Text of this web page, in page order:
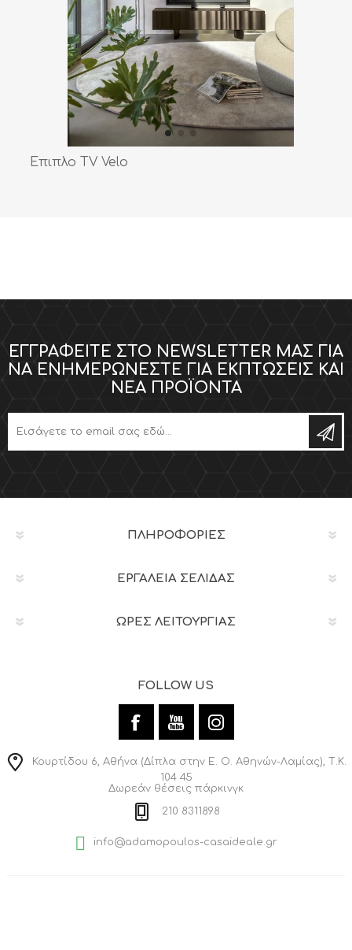
Έπιπλο TV Velo
ΕΓΓΡΑΦΕΊΤΕ ΣΤΟ NEWSLETTER ΜΑΣ ΓΙΑ
ΝΑ ΕΝΗΜΕΡΏΝΕΣΤΕ ΓΙΑ ΕΚΠΤΏΣΕΙΣ ΚΑΙ
ΝΈΑ ΠΡΟΪΌΝΤΑ
ΠΛΗΡΟΦΟΡΊΕΣ
ΕΡΓΑΛΕΊΑ ΣΕΛΊΔΑΣ
ΩΡΕΣ ΛΕΙΤΟΥΡΓΙΑΣ
FOLLOW US
Κουρτίδου 6, Αθήνα (Δίπλα στην Ε. Ο. Αθηνών-Λαμίας), Τ.Κ.
104 45
Δωρεάν θέσεις πάρκινγκ
210 8311898
info@adamopoulos-casaideale.gr